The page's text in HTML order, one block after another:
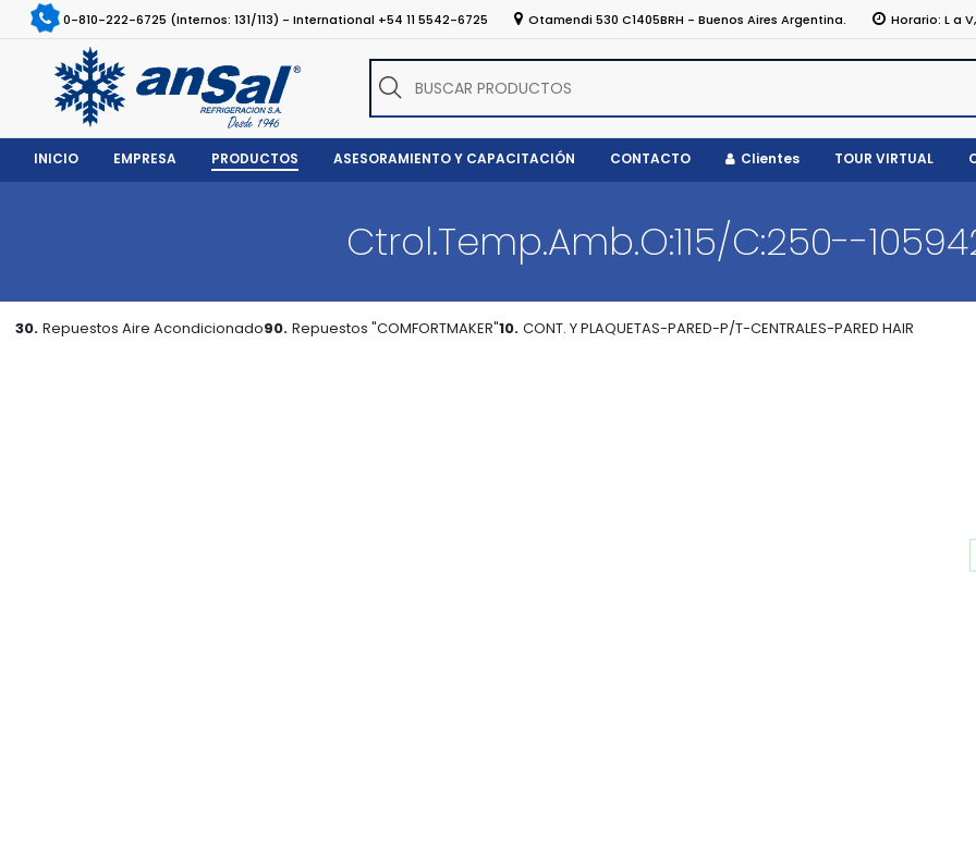
0-810-222-6725 (Internos: 131/113) - International +54 11 5542-6725 Otamendi 530 C1405BRH - Buenos Aires Argentina. Horario: L a
INICIO EMPRESA PRODUCTOS ASESORAMIENTO Y CAPACITACIÓN CONTACTO Clientes TOUR VIRTUAL
Ctrol.Temp.Amb.O:115/C:250--
30. Repuestos Aire Acondicionado90. Repuestos "COMFORTMAKER"10. CONT. Y PLAQUETAS-PARED-P/T-CENTRALES-PARED HAIR